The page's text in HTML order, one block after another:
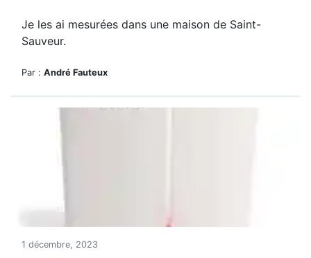
Je les ai mesurées dans une maison de Saint-
Sauveur.
Par : André Fauteux
1 décembre, 2023